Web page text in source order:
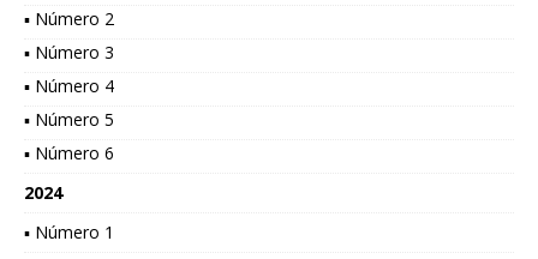
▪ Número 2
▪ Número 3
▪ Número 4
▪ Número 5
▪ Número 6
2024
▪ Número 1